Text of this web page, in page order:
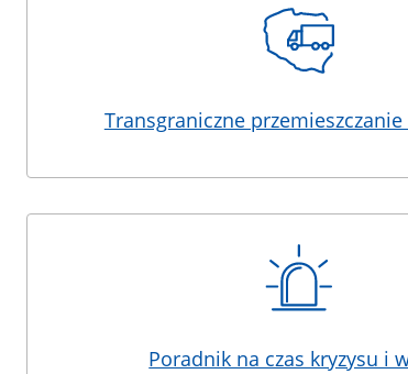
Transgraniczne
Poradnik na czas kryzysu i